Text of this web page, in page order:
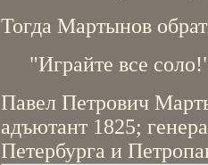
Тогда Мартынов
"Играйте все
Павел Петрович
адъютант 1825;
Петербурга и